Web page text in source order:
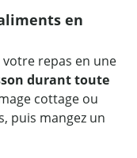
en
votre repas en une
durant toute
cottage ou
puis mangez un